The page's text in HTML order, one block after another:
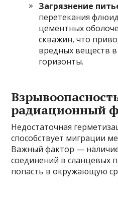
Загрязнение
перетекания
цементных
скважин, что
вредных веществ
горизонты.
радиационный
Недостаточная
способствует миграции
Важный фактор —
соединений в сланцевых
попасть в окружающую